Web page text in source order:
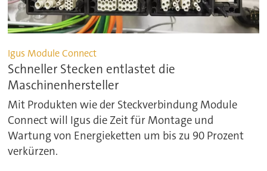
Igus Module Connect
Schneller Stecken entlastet die
Maschinenhersteller
Mit Produkten wie der Steckverbindung Module
Connect will Igus die Zeit für Montage und
Wartung von Energieketten um bis zu 90 Prozent
verkürzen.